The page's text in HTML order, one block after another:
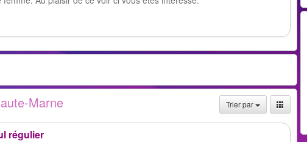
Marne Trier par
régulier